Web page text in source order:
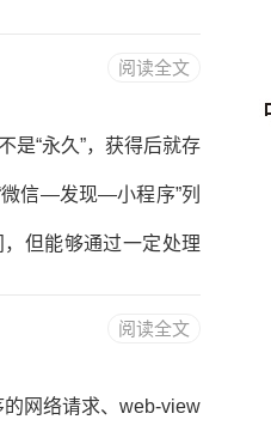
立刻知晓，传统企业
阅读全文
是“永久”，获得后就存
微信—发现—小程序”列
但能够通过一定处理
阅读全文
网络请求、web-view